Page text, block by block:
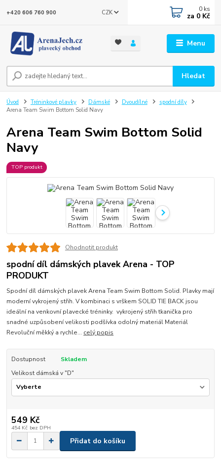
Menu
CZK
Hledat
+420 606 760 900 0 ks
za 0 Kč
Úvod Tréninkové plavky Dámské Dvoudílné
spodní díly
Arena Team Swim Bottom Solid Navy
Arena Team Swim Bottom Solid
Navy
TOP produkt
Ohodnotit produkt
spodní díl dámských plavek Arena - TOP
PRODUKT
Spodní díl dámských plavek Arena Team Swim Bottom Solid. Plavky mají
moderní vykrojený střih. V kombinaci s vrškem SOLID TIE BACK jsou
ideální na venkovní plavecké tréninky. vykrojený střih tkanička pro
snadné uzpůsobení velikosti podšívka odolný materiál Materiál
Revoluční měkký a rychle... celý popis
Dostupnost
Skladem
Velikost dámská v "D"
549 Kč
454 Kč bez DPH
Přidat do košíku